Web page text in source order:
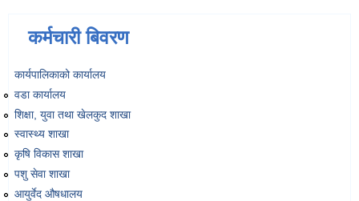
कर्मचारी बिवरण
कार्यपालिकाको कार्यालय
वडा कार्यालय
शिक्षा, युवा तथा खेलकुद शाखा
स्वास्थ्य शाखा
कृषि विकास शाखा
पशु सेवा शाखा
आयुर्वेद औषधालय